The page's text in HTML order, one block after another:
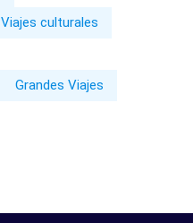
Viajes culturales
Grandes Viajes